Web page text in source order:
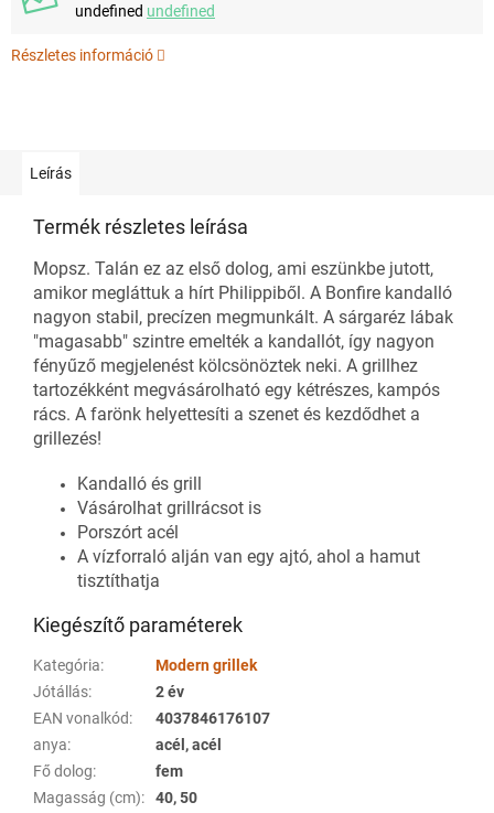
undefined undefined
Részletes információ
Leírás
Termék részletes leírása
Mopsz. Talán ez az első dolog, ami eszünkbe jutott,
amikor megláttuk a hírt Philippiből. A Bonfire kandalló
nagyon stabil, precízen megmunkált. A sárgaréz lábak
"magasabb" szintre emelték a kandallót, így nagyon
fényűző megjelenést kölcsönöztek neki. A grillhez
tartozékként megvásárolható egy kétrészes, kampós
rács. A farönk helyettesíti a szenet és kezdődhet a
grillezés!
Kandalló és grill
Vásárolhat grillrácsot is
Porszórt acél
A vízforraló alján van egy ajtó, ahol a hamut
tisztíthatja
Kiegészítő paraméterek
Kategória:
Modern grillek
Jótállás:
2 év
EAN vonalkód:
4037846176107
anya:
acél, acél
Fő dolog:
fem
Magasság (cm):
40, 50